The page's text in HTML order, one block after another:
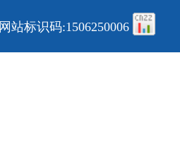
网站标识码:1506250006